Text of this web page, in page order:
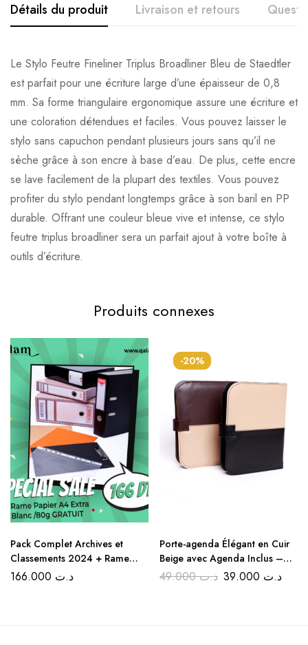
Détails du produit Livraison et retours
Le Stylo Feutre Fineliner Triplus Broadliner Bleu de Staedtler
est parfait pour une écriture large d’une épaisseur de 0,8
mm. Sa forme triangulaire ergonomique assure une écriture et
une coloration détendues et faciles. Vous pouvez laisser le
stylo sans capuchon pendant plusieurs jours sans qu’il ne
sèche grâce à son encre à base d’eau. De plus, cette encre
se lave facilement de la plupart des textiles. Vous pouvez
profiter du stylo pendant longtemps grâce à son baril en PP
durable. Offrant une couleur bleue vive et intense, ce stylo
feutre triplus broadliner sera un parfait ajout à votre boîte à
outils d’écriture.
Produits connexes
Pack Complet Archives et
Classements 2024 + Rame
Papier A4 Extra Blanc /80g
د.ت
-20%
Porte-agenda Élégant en Cuir
Beige avec Agenda Inclus –
Noir et Marron
د.ت49.000 د.ت